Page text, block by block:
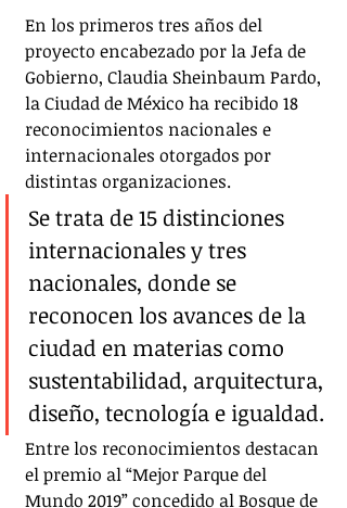
En los primeros tres años del
proyecto encabezado por la Jefa de
Gobierno, Claudia Sheinbaum Pardo,
la Ciudad de México ha recibido 18
reconocimientos nacionales e
internacionales otorgados por
distintas organizaciones.
Se trata de 15 distinciones
internacionales y tres
nacionales, donde se
reconocen los avances de la
ciudad en materias como
sustentabilidad, arquitectura,
diseño, tecnología e igualdad.
Entre los reconocimientos destacan
el premio al “Mejor Parque del
Mundo 2019” concedido al Bosque de